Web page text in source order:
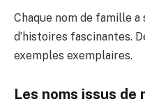
Chaque nom de famille a
d’histoires fascinantes.
exemples exemplaires.
Les noms issus de